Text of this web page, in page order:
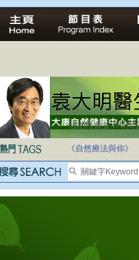
法治社會並不等同
《自然療法與你》